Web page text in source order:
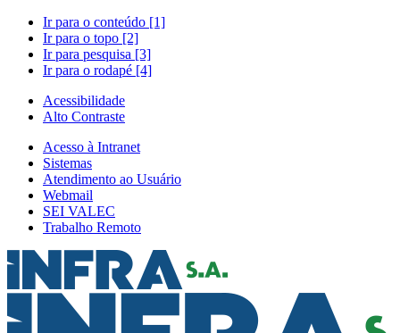
Ir para o conteúdo [1]
Ir para o topo [2]
Ir para pesquisa [3]
Ir para o rodapé [4]
Acessibilidade
Alto Contraste
Acesso à Intranet
Sistemas
Atendimento ao Usuário
Webmail
SEI VALEC
Trabalho Remoto